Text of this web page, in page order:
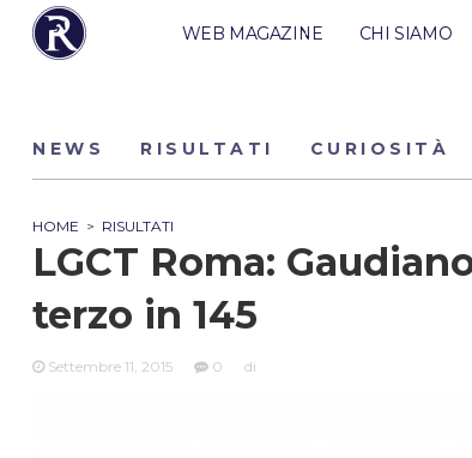
WEB MAGAZINE CHI SIAMO
NEWS RISULTATI CURIOSITÀ
HOME > RISULTATI
LGCT Roma:
terzo in 145
Settembre 11, 2015 0 di